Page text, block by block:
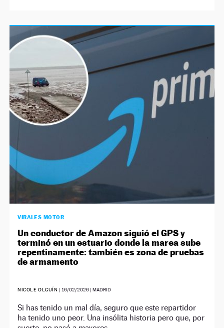
VIRALES MOTOR
Un conductor de Amazon siguió el GPS y
terminó en un estuario donde la marea sube
repentinamente: también es zona de pruebas
de armamento
NICOLE OLGUÍN | 16/02/2026| MADRID
Si has tenido un mal día, seguro que este repartidor
ha tenido uno peor. Una insólita historia pero que, por